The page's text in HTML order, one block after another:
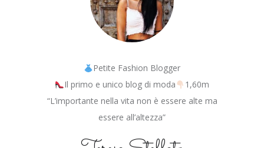
Petite Fashion Blogger
Il primo e unico blog di moda
1,60m
“L’importante nella vita non è essere alte ma
essere all’altezza”